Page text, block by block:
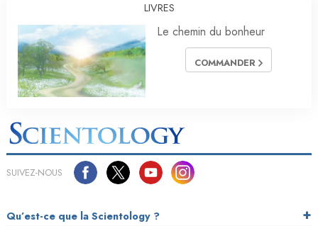
LIVRES
Le chemin du bonheur
COMMANDER
SUIVEZ-NOUS
Qu’est-ce que la Scientology ?